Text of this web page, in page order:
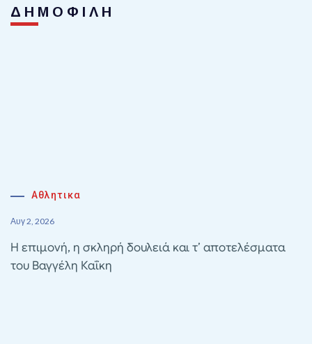
ΔΗΜΟΦΙΛΗ
Αθλητικα
Αυγ 2, 2026
Η επιμονή, η σκληρή δουλειά και τ’ αποτελέσματα
του Βαγγέλη Καΐκη